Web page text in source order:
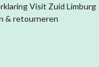
Visit Zuid Limburg
& retourneren